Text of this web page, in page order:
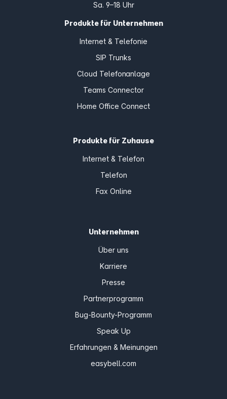
Sa. 9–18 Uhr
Produkte für Unternehmen
Internet & Telefonie
SIP Trunks
Cloud Telefonanlage
Teams Connector
Home Office Connect
Produkte für Zuhause
Internet & Telefon
Telefon
Fax Online
Unternehmen
Über uns
Karriere
Presse
Partnerprogramm
Bug-Bounty-Programm
Speak Up
Erfahrungen & Meinungen
easybell.com